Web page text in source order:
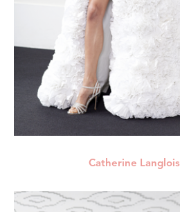
Catherine Langlois